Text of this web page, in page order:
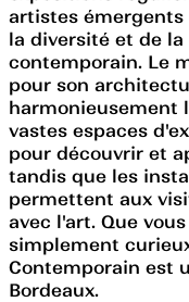
artistes
la diversité et de
contemporain. Le
pour son
harmonieusement
vastes espaces
pour découvrir et
tandis que les
permettent aux
avec l'art. Que
simplement
Contemporain est
Bordeaux.